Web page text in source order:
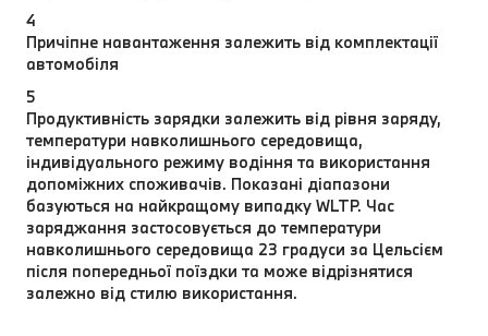
4
Причіпне навантаження залежить від комплектації
автомобіля
5
Продуктивність зарядки залежить від рівня заряду,
температури навколишнього середовища,
індивідуального режиму водіння та використання
допоміжних споживачів. Показані діапазони
базуються на найкращому випадку WLTP. Час
заряджання застосовується до температури
навколишнього середовища 23 градуси за Цельсієм
після попередньої поїздки та може відрізнятися
залежно від стилю використання.